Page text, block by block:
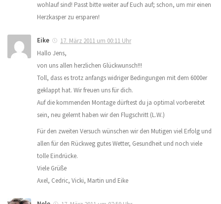
wohlauf sind! Passt bitte weiter auf Euch auf; schon, um mir einen
Herzkasper zu ersparen!
Eike
17. März 2011 um 00:11 Uhr
Hallo Jens,
von uns allen herzlichen Glückwunsch!!!
Toll, dass es trotz anfangs widriger Bedingungen mit dem 6000er
geklappt hat. Wir freuen uns für dich.
Auf die kommenden Montage dürftest du ja optimal vorbereitet
sein, neu gelernt haben wir den Flugschritt (L.W.)
Für den zweiten Versuch wünschen wir den Mutigen viel Erfolg und
allen für den Rückweg gutes Wetter, Gesundheit und noch viele
tolle Eindrücke.
Viele Grüße
Axel, Cedric, Vicki, Martin und Eike